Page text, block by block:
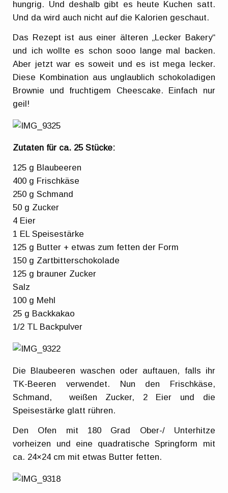
hungrig. Und deshalb gibt es heute Kuchen satt.
Und da wird auch nicht auf die Kalorien geschaut.
Das Rezept ist aus einer älteren „Lecker Bakery“
und ich wollte es schon sooo lange mal backen.
Aber jetzt war es soweit und es ist mega lecker.
Diese Kombination aus unglaublich schokoladigen
Brownie und fruchtigem Cheescake. Einfach nur
geil!
Zutaten für ca. 25 Stücke:
125 g Blaubeeren
400 g Frischkäse
250 g Schmand
50 g Zucker
4 Eier
1 EL Speisestärke
125 g Butter + etwas zum fetten der Form
150 g Zartbitterschokolade
125 g brauner Zucker
Salz
100 g Mehl
25 g Backkakao
1/2 TL Backpulver
Die Blaubeeren waschen oder auftauen, falls ihr
TK-Beeren verwendet. Nun den Frischkäse,
Schmand, weißen Zucker, 2 Eier und die
Speisestärke glatt rühren.
Den Ofen mit 180 Grad Ober-/ Unterhitze
vorheizen und eine quadratische Springform mit
ca. 24×24 cm mit etwas Butter fetten.